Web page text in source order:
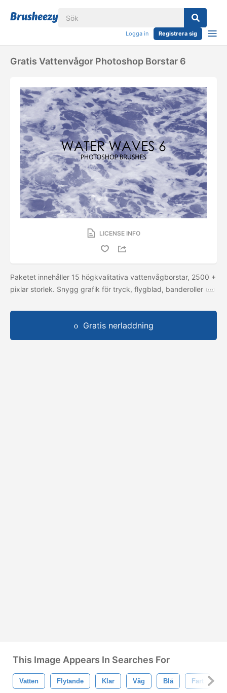
Logga in Registrera sig
Gratis Vattenvågor Photoshop Borstar 6
LICENSE INFO
Paketet innehåller 15 högkvalitativa vattenvågborstar, 2500 +
pixlar storlek. Snygg grafik för tryck, flygblad, banderoller
Gratis nerladdning
This Image Appears In Searches For
Vatten Flytande Klar Våg Blå Fart